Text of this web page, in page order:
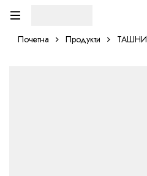
Почетна Продукти ТАШНИ